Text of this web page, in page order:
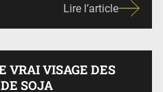
Lire l’article
VRAI VISAGE DES
SOJA